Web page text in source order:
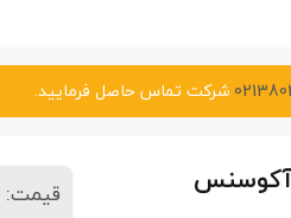
شرکت تماس حاصل فرمایید.
قیمت: